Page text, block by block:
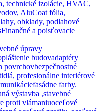
technické izolácie, HVAC,
AluCoat fólia,
obklady, podlahové
Finančné a poisťovacie
úpravy
budovadaptéry
povrchovbezpečnostné
profesionálne interiérové
fasádne farby.
výstavba ,stavebné
proti vlámaniuoceľové